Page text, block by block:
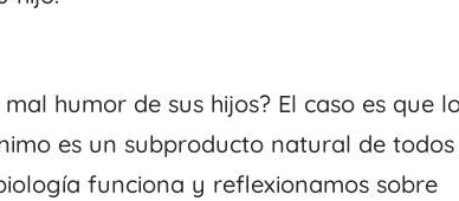
humor de sus hijos? El caso es que
es un subproducto natural de todos
funciona y reflexionamos sobre